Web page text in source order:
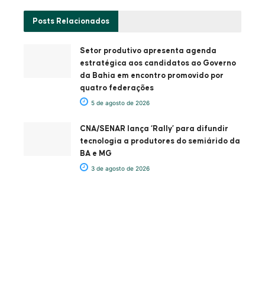
Posts Relacionados
Setor produtivo apresenta agenda
estratégica aos candidatos ao Governo
da Bahia em encontro promovido por
quatro federações
5 de agosto de 2026
CNA/SENAR lança ‘Rally’ para difundir
tecnologia a produtores do semiárido da
BA e MG
3 de agosto de 2026